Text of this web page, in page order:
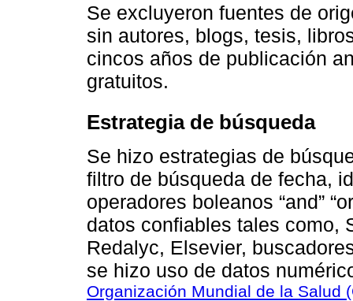
Se excluyeron fuentes de
sin autores, blogs, tesis,
cincos años de publicación
gratuitos.
Estrategia de búsqueda
Se hizo estrategias de
filtro de búsqueda de fecha,
operadores boleanos “and”
datos confiables tales como,
Redalyc, Elsevier,
se hizo uso de datos
Organización Mundial de la Salud